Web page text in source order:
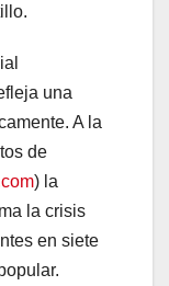
una
A la
de
) la
la crisis
en siete